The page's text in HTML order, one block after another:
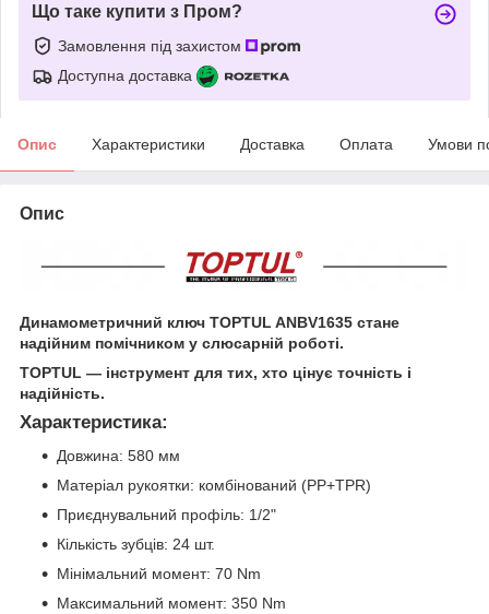
Що таке купити з Пром?
Замовлення під захистом
Доступна доставка
Опис Характеристики Доставка Оплата Умови
Опис
Динамометричний ключ TOPTUL ANBV1635 стане
надійним помічником у слюсарній роботі.
TOPTUL — інструмент для тих, хто цінує точність і
надійність.
Характеристика:
Довжина: 580 мм
Матеріал рукоятки: комбінований (PP+TPR)
Приєднувальний профіль: 1/2"
Кількість зубців: 24 шт.
Мінімальний момент: 70 Nm
Максимальний момент: 350 Nm